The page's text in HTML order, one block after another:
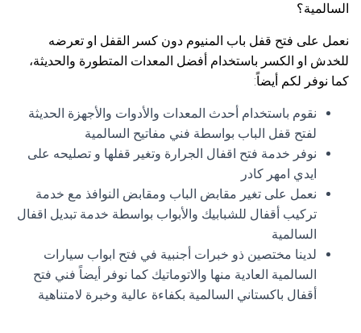
السالمية؟
نعمل على فتح قفل باب المنيوم دون كسر القفل او تعرضه
للخدش او الكسر باستخدام أفضل المعدات المتطورة والحديثة،
كما نوفر لكم أيضاً:
نقوم باستخدام أحدث المعدات والأدوات والأجهزة الحديثة
لفتح قفل الباب بواسطة فني مفاتيح السالمية
نوفر خدمة فتح اقفال الجرارة وتغير قفلها و تصليحه على
ايدي امهر كادر
نعمل على تغير مقابض الباب ومقابض النوافذ مع خدمة
تركيب أقفال للشبابيك والأبواب بواسطة خدمة تبديل اقفال
السالمية
لدينا مختصين ذو خبرات أجنبية في فتح ابواب سيارات
السالمية العادية منها والاتوماتيك كما نوفر أيضاً فني فتح
أقفال باكستاني السالمية بكفاءة عالية وخبرة لامتناهية